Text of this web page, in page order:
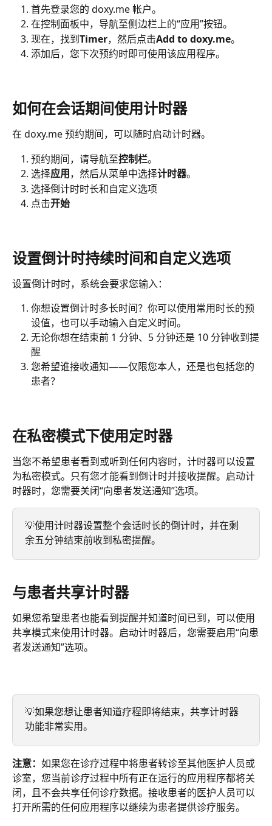
首先登录您的 doxy.me 帐户。
在控制面板中，导航至侧边栏上的“应用”按钮。
现在，找到Timer，然后点击Add to doxy.me。
添加后，您下次预约时即可使用该应用程序。
如何在会话期间使用计时器
在 doxy.me 预约期间，可以随时启动计时器。
预约期间，请导航至控制栏。
选择应用，然后从菜单中选择计时器。
选择倒计时时长和自定义选项
点击开始
设置倒计时持续时间和自定义选项
设置倒计时时，系统会要求您输入：
你想设置倒计时多长时间？你可以使用常用时长的预
设值，也可以手动输入自定义时间。
无论你想在结束前 1 分钟、5 分钟还是 10 分钟收到提
醒
您希望谁接收通知——仅限您本人，还是也包括您的
患者？
在私密模式下使用定时器
当您不希望患者看到或听到任何内容时，计时器可以设置
为私密模式。只有您才能看到倒计时并接收提醒。启动计
时器时，您需要关闭“向患者发送通知”选项。
💡使用计时器设置整个会话时长的倒计时，并在剩
余五分钟结束前收到私密提醒。
与患者共享计时器
如果您希望患者也能看到提醒并知道时间已到，可以使用
共享模式来使用计时器。启动计时器后，您需要启用“向患
者发送通知”选项。
💡如果您想让患者知道疗程即将结束，共享计时器
功能非常实用。
注意： 如果您在诊疗过程中将患者转诊至其他医护人员或
诊室，您当前诊疗过程中所有正在运行的应用程序都将关
闭，且不会共享任何诊疗数据。接收患者的医护人员可以
打开所需的任何应用程序以继续为患者提供诊疗服务。